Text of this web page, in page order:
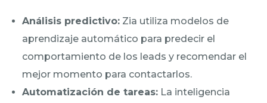
Análisis predictivo: Zia utiliza modelos de
aprendizaje automático para predecir el
comportamiento de los leads y recomendar el
mejor momento para contactarlos.
Automatización de tareas: La inteligencia